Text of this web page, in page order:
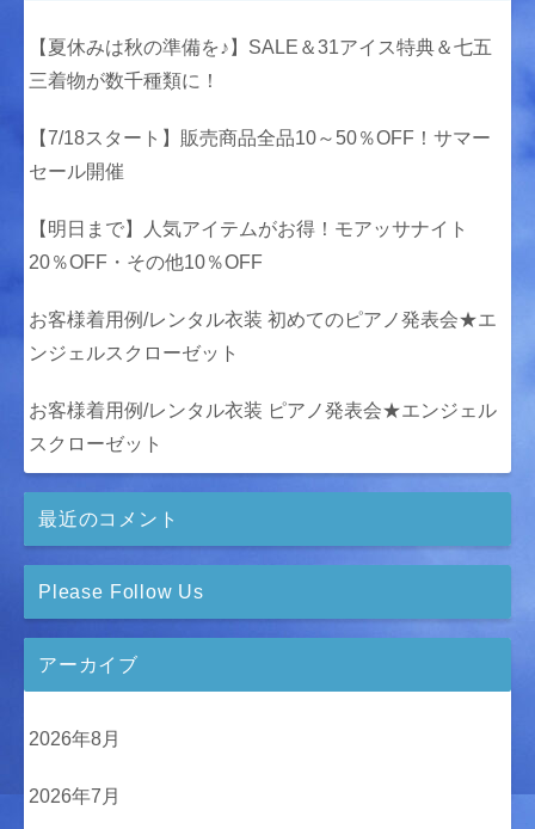
【夏休みは秋の準備を♪】SALE＆31アイス特典＆七五
三着物が数千種類に！
【7/18スタート】販売商品全品10～50％OFF！サマー
セール開催
【明日まで】人気アイテムがお得！モアッサナイト
20％OFF・その他10％OFF
お客様着用例/レンタル衣装 初めてのピアノ発表会★エ
ンジェルスクローゼット
お客様着用例/レンタル衣装 ピアノ発表会★エンジェル
スクローゼット
最近のコメント
Please Follow Us
アーカイブ
2026年8月
2026年7月